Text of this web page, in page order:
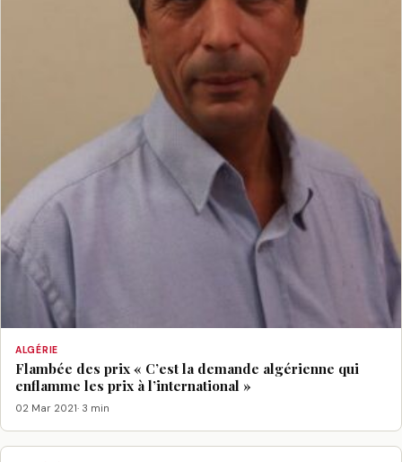
ALGÉRIE
Flambée des prix « C’est la demande algérienne qui
enflamme les prix à l’international »
02 Mar 2021· 3 min